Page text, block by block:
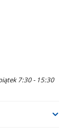
7:30 - 15:30